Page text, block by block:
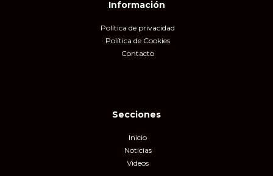
Información
Política de privacidad
Política de Cookies
Contacto
Secciones
Inicio
Noticias
Videos